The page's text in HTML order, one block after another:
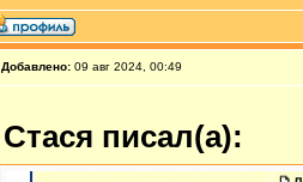
Добавлено: 09 авг 2024, 00:49
Стася писал(а):